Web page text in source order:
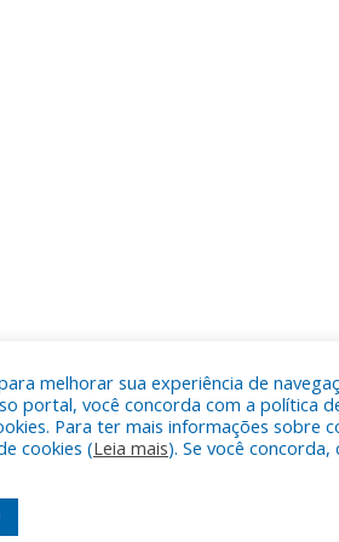
melhorar sua experiência de
portal, você concorda com a política
Para ter mais informações sobre
cookies (Leia mais). Se você concorda,